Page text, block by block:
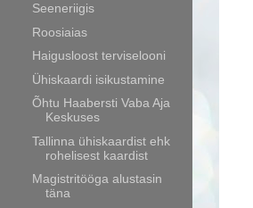
Seeneriigis
Roosiaias
Haigusloost terviselooni
Ühiskaardi isikustamine
Õhtu Haabersti Vaba Aja
Keskuses
Tallinna ühiskaardist ehk
rohelisest kaardist
Magistritööga alustasin
täna